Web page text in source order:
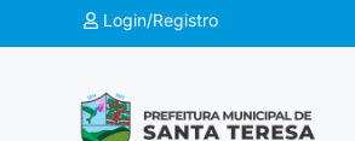
Login/Registro